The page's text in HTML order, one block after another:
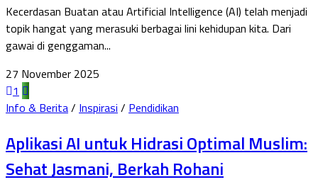
Kecerdasan Buatan atau Artificial Intelligence (AI) telah menjadi
topik hangat yang merasuki berbagai lini kehidupan kita. Dari
gawai di genggaman...
27 November 2025
1
Info & Berita/ Inspirasi / Pendidikan
Aplikasi AI untuk Hidrasi Optimal Muslim:
Sehat Jasmani, Berkah Rohani